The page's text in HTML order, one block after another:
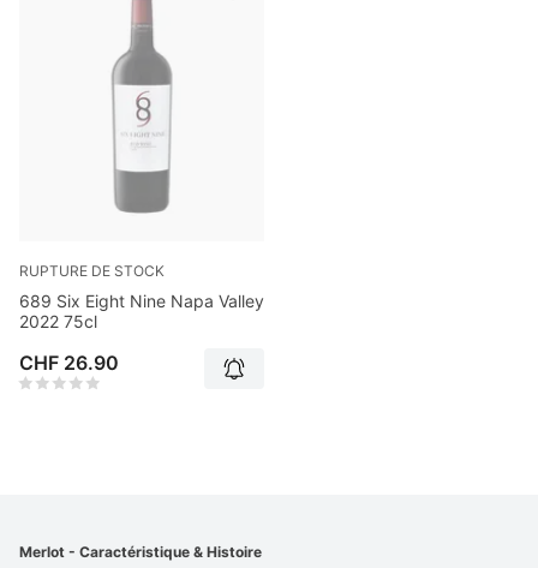
RUPTURE DE STOCK
689 Six Eight Nine Napa Valley
2022 75cl
CHF 26.90
Merlot - Caractéristique & Histoire